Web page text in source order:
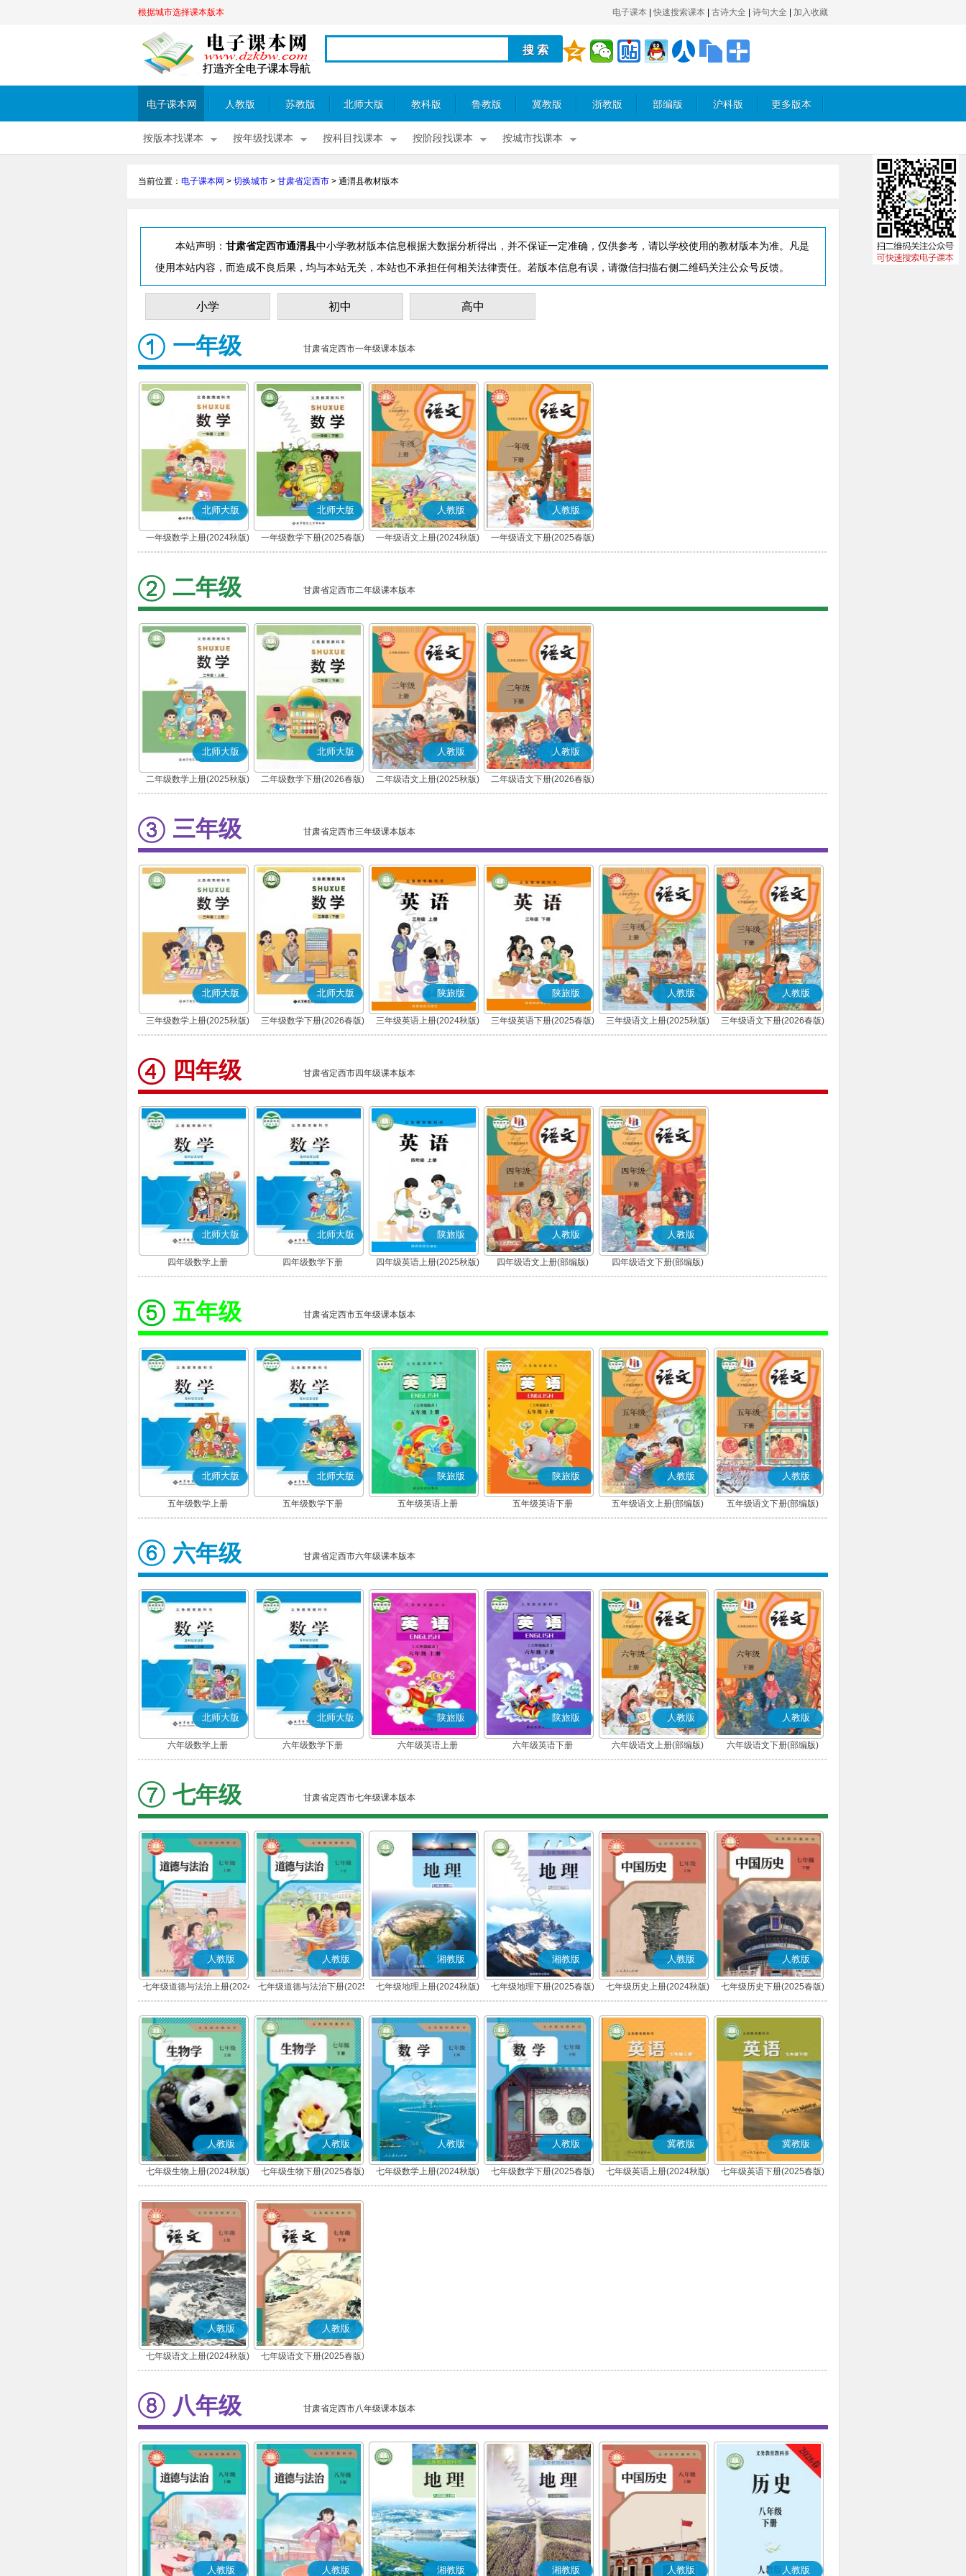
根据城市选择课本版本 电子课本 快速搜索课本 古诗大全 诗句大全 加入收藏
电子课本网 人教版 苏教版 北师大版 教科版 鲁教版 冀教版 浙教版 部编版 沪科版 更多版本
按版本找课本 按年级找课本 按科目找课本 按阶段找课本 按城市找课本
当前位置： 电子课本网 > 切换城市 > 甘肃省定西市 > 通渭县教材版本
本站声明： 甘肃省定西市通渭县中小学教材版本信息根据大数据分析得出，并不保证一定准确，仅供参考，请以学校使用的教材版本为准。凡是
使用本站内容，而造成不良后果，均与本站无关，本站也不承担任何相关法律责任。若版本信息有误，请微信扫描右侧二维码关注公众号反馈。
小学 初中 高中
一年级 甘肃省定西市一年级课本版本
北师大版
一年级数学上册(2024秋版)
北师大版
一年级数学下册(2025春版)
人教版
一年级语文上册(2024秋版)
(部编版)
人教版
一年级语文下册(2025春版)
(部编版)
二年级 甘肃省定西市二年级课本版本
北师大版
二年级数学上册(2025秋版)
北师大版
二年级数学下册(2026春版)
人教版
二年级语文上册(2025秋版)
(部编版)
人教版
二年级语文下册(2026春版)
(部编版)
三年级 甘肃省定西市三年级课本版本
北师大版
三年级数学上册(2025秋版)
北师大版
三年级数学下册(2026春版)
陕旅版
三年级英语上册(2024秋版)
陕旅版
三年级英语下册(2025春版)
人教版
三年级语文上册(2025秋版)
(部编版)
人教版
三年级语文下册(2026春版)
(部编版)
四年级 甘肃省定西市四年级课本版本
北师大版
四年级数学上册
北师大版
四年级数学下册
陕旅版
四年级英语上册(2025秋版)
人教版
四年级语文上册(部编版)
人教版
四年级语文下册(部编版)
五年级 甘肃省定西市五年级课本版本
北师大版
五年级数学上册
北师大版
五年级数学下册
陕旅版
五年级英语上册
陕旅版
五年级英语下册
人教版
五年级语文上册(部编版)
人教版
五年级语文下册(部编版)
六年级 甘肃省定西市六年级课本版本
北师大版
六年级数学上册
北师大版
六年级数学下册
陕旅版
六年级英语上册
陕旅版
六年级英语下册
人教版
六年级语文上册(部编版)
人教版
六年级语文下册(部编版)
七年级 甘肃省定西市七年级课本版本
人教版
七年级道德与法治上册(2024
秋版)(部编版)
人教版
七年级道德与法治下册(2025
春版)(部编版)
湘教版
七年级地理上册(2024秋版)
湘教版
七年级地理下册(2025春版)
人教版
七年级历史上册(2024秋版)
(部编版)
人教版
七年级历史下册(2025春版)
(部编版)
人教版
七年级生物上册(2024秋版)
人教版
七年级生物下册(2025春版)
人教版
七年级数学上册(2024秋版)
人教版
七年级数学下册(2025春版)
冀教版
七年级英语上册(2024秋版)
冀教版
七年级英语下册(2025春版)
人教版
七年级语文上册(2024秋版)
(部编版)
人教版
七年级语文下册(2025春版)
(部编版)
八年级 甘肃省定西市八年级课本版本
人教版 人教版 湘教版 湘教版 人教版 人教版